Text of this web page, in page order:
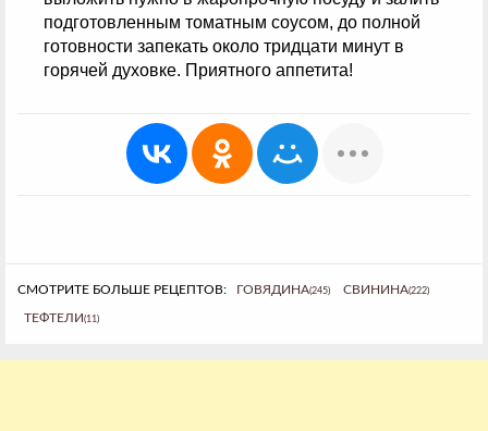
подготовленным томатным соусом, до полной
готовности запекать около тридцати минут в
горячей духовке. Приятного аппетита!
СМОТРИТЕ БОЛЬШЕ РЕЦЕПТОВ: ГОВЯДИНА(245) СВИНИНА(222)
ТЕФТЕЛИ (11)